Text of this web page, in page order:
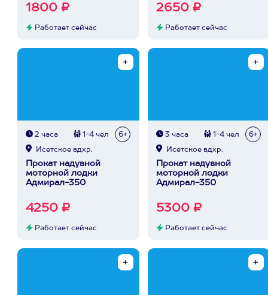
1800 ₽
Работает сейчас
2650 ₽
Работает сейчас
2 часа 1-4 чел 6+
Исетское вдхр.
Прокат надувной
моторной лодки
Адмирал-350
4250 ₽
Работает сейчас
3 часа 1-4 чел 6+
Исетское вдхр.
Прокат надувной
моторной лодки
Адмирал-350
5300 ₽
Работает сейчас